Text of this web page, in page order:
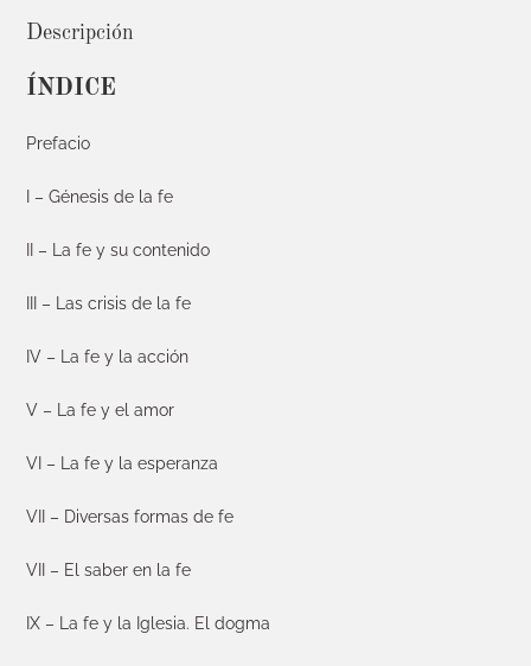
Descripción
ÍNDICE
Prefacio
I – Génesis de la fe
II – La fe y su contenido
III – Las crisis de la fe
IV – La fe y la acción
V – La fe y el amor
VI – La fe y la esperanza
VII – Diversas formas de fe
VII – El saber en la fe
IX – La fe y la Iglesia. El dogma